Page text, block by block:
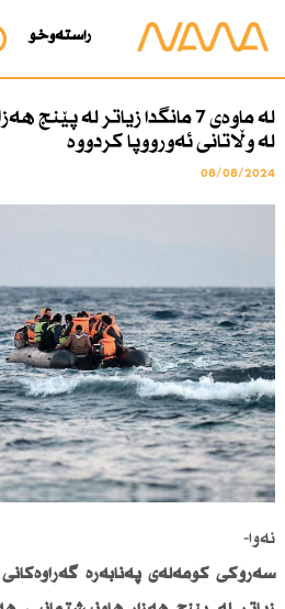
ڕاستەوخۆ
لە ماوەی 7 مانگدا زیاتر لە
لە وڵاتانی ئەورووپا كردووە
08/08/2024
نەوا-